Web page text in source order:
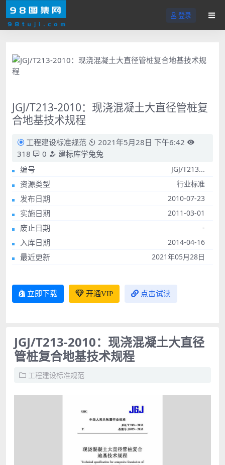
登录
JGJ/T213-2010：现浇混凝土大直径管桩复
合地基技术规程
工程建设标准规范
2021年5月28日 下午6:42
318
0
建标库学兔兔
编号
JGJ/T213...
资源类型 行业标准
发布日期 2010-07-23
实施日期 2011-03-01
废止日期 -
入库日期 2014-04-16
最近更新 2021年05月28日
立即下载 开通VIP 点击试读
JGJ/T213-2010：现浇混凝土大直径
管桩复合地基技术规程
工程建设标准规范